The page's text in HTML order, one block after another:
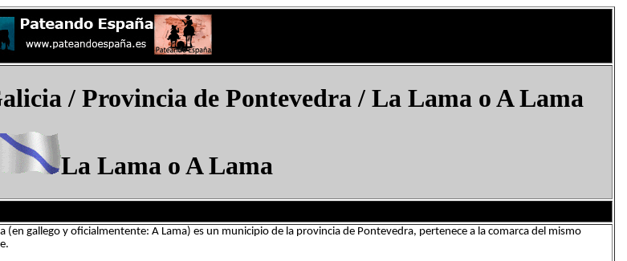
/ Provincia de Pontevedra / La Lama​ o A Lama
La Lama​ o A Lama
(en gallego y oficialmentente: A Lama) es un municipio de la provincia de Pontevedra, pertenece a la comarca del mismo